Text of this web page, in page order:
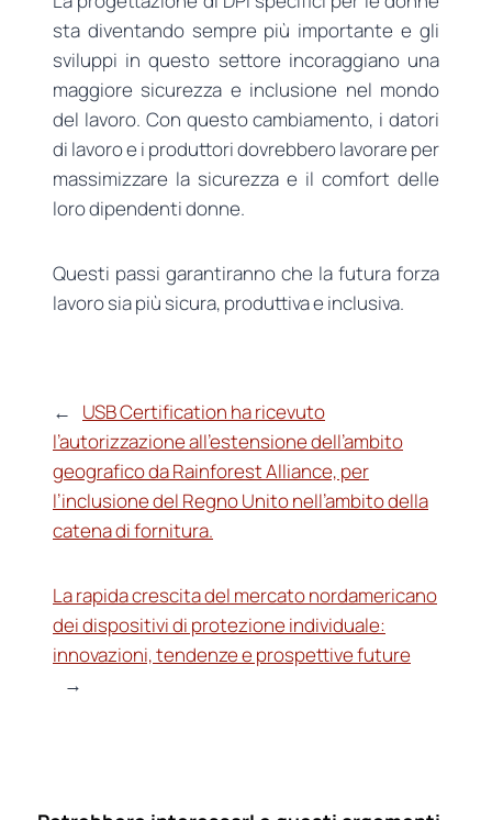
sta diventando sempre più importante e gli
sviluppi in questo settore incoraggiano una
maggiore sicurezza e inclusione nel mondo
del lavoro. Con questo cambiamento, i datori
di lavoro e i produttori dovrebbero lavorare per
massimizzare la sicurezza e il comfort delle
loro dipendenti donne.
Questi passi garantiranno che la futura forza
lavoro sia più sicura, produttiva e inclusiva.
←
USB Certification ha ricevuto
l’autorizzazione all’estensione dell’ambito
geografico da Rainforest Alliance, per
l’inclusione del Regno Unito nell’ambito della
catena di fornitura.
La rapida crescita del mercato nordamericano
dei dispositivi di protezione individuale:
innovazioni, tendenze e prospettive future
→